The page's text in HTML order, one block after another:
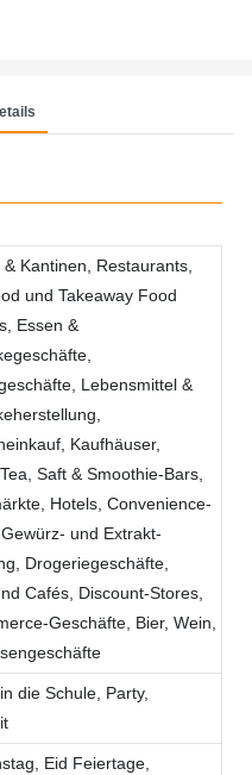
Kantinen, Restaurants,
und Takeaway Food
Essen &
Lebensmittel &
Kaufhäuser,
Saft & Smoothie-Bars,
Hotels, Convenience-
und Extrakt-
Drogeriegeschäfte,
Cafés, Discount-Stores,
Geschäfte, Bier, Wein,
die Schule, Party,
Eid Feiertage,